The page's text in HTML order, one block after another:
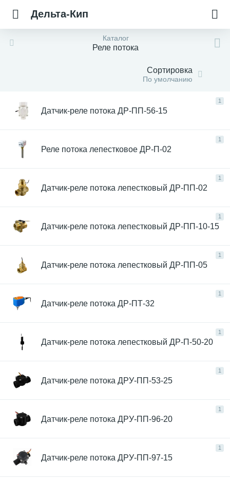
Дельта-Кип
Каталог
Реле потока
Сортировка
По умолчанию
1
Датчик-реле потока ДР-ПП-56-15
1
Реле потока лепестковое ДР-П-02
1
Датчик-реле потока лепестковый ДР-ПП-02
1
Датчик-реле потока лепестковый ДР-ПП-10-15
1
Датчик-реле потока лепестковый ДР-ПП-05
1
Датчик-реле потока ДР-ПТ-32
1
Датчик-реле потока лепестковый ДР-П-50-20
1
Датчик-реле потока ДРУ-ПП-53-25
1
Датчик-реле потока ДРУ-ПП-96-20
1
Датчик-реле потока ДРУ-ПП-97-15